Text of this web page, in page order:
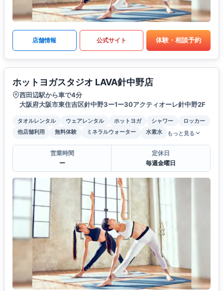
店舗情報 公式サイト 体験・相談予約
ホットヨガスタジオ LAVA針中野店
西田辺駅から車で4分
大阪府大阪市東住吉区針中野3ー1ー30アクティオーレ針中野2F
タオルレンタル ウェアレンタル ホットヨガ シャワー
ロッカー
他店舗利用
無料体験 ミネラルウォーター 水素水 もっと見る
営業時間
ー
定休日
毎週金曜日